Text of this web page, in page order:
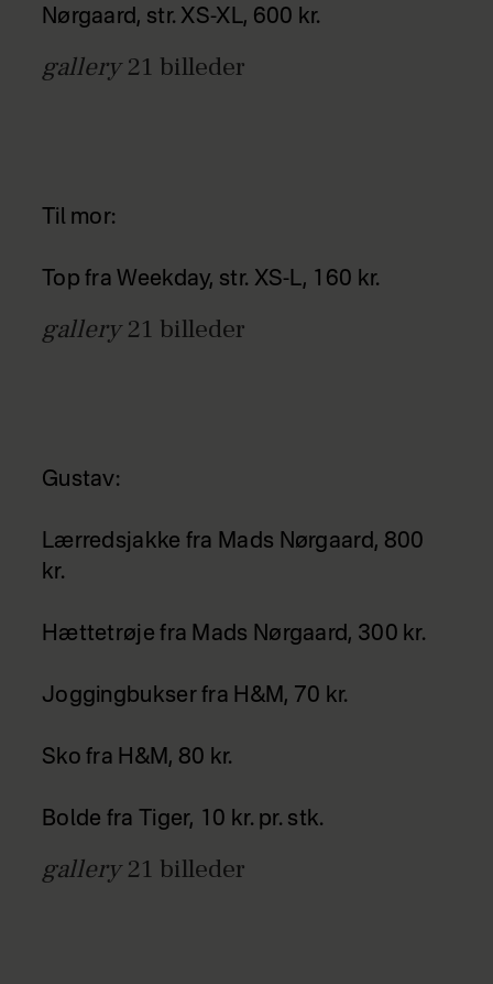
Nørgaard, str. XS-XL, 600 kr.
gallery 21 billeder
Til mor:
Top fra Weekday, str. XS-L, 160 kr.
gallery 21 billeder
Gustav:
Lærredsjakke fra Mads Nørgaard, 800
kr.
Hættetrøje fra Mads Nørgaard, 300 kr.
Joggingbukser fra H&M, 70 kr.
Sko fra H&M, 80 kr.
Bolde fra Tiger, 10 kr. pr. stk.
gallery 21 billeder